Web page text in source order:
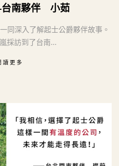
南夥伴 小茹
深入了解起士公爵夥伴故事。
採訪到了台南...
讀更多